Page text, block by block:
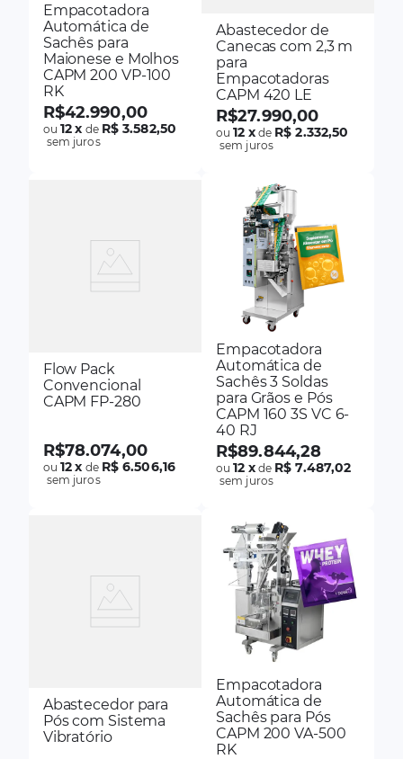
Empacotadora
Automática de
Sachês para
Maionese e Molhos
CAPM 200 VP-100
RK
R$42.990,00
ou12x de R$ 3.582,50
sem juros
Abastecedor de
Canecas com 2,3 m
para
Empacotadoras
CAPM 420 LE
R$27.990,00
ou12 xde R$ 2.332,50
sem juros
Flow Pack
Convencional
CAPM FP-280
R$78.074,00
ou12x de R$ 6.506,16
sem juros
Empacotadora
Automática de
Sachês 3 Soldas
para Grãos e Pós
CAPM 160 3S VC 6-
40 RJ
R$89.844,28
ou12 xde R$ 7.487,02
sem juros
Abastecedor para
Pós com Sistema
Vibratório
Empacotadora
Automática de
Sachês para Pós
CAPM 200 VA-500
RK